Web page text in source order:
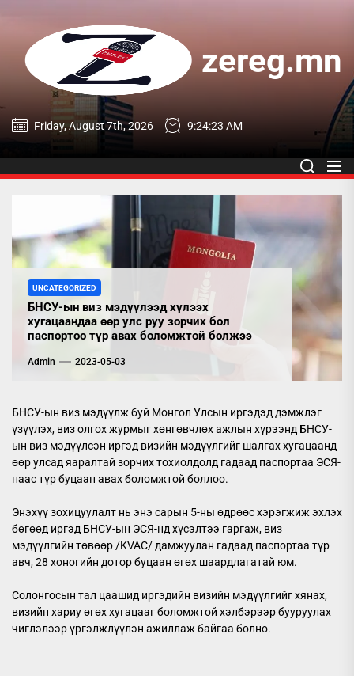
content
zereg.mn
zereg.mn
Friday, August 7th, 2026 9:24:24 AM
UNCATEGORIZED
БНСУ-ын виз мэдүүлээд хүлээх
хугацаандаа өөр улс руу зорчих бол
паспортоо түр авах боломжтой болжээ
Admin 2023-05-03
БНСУ-ын виз мэдүүлж буй Монгол Улсын иргэдэд дэмжлэг
үзүүлэх, виз олгох журмыг хөнгөвчлөх ажлын хүрээнд БНСУ-
ын виз мэдүүлсэн иргэд визийн мэдүүлгийг шалгах хугацаанд
өөр улсад яаралтай зорчих тохиолдолд гадаад паспортаа ЭСЯ-
наас түр буцаан авах боломжтой боллоо.
Энэхүү зохицуулалт нь энэ сарын 5-ны өдрөөс хэрэгжиж эхлэх
бөгөөд иргэд БНСУ-ын ЭСЯ-нд хүсэлтээ гаргаж, виз
мэдүүлгийн төвөөр /KVAC/ дамжуулан гадаад паспортаа түр
авч, 28 хоногийн дотор буцаан өгөх шаардлагатай юм.
Солонгосын тал цаашид иргэдийн визийн мэдүүлгийг хянах,
визийн хариу өгөх хугацааг боломжтой хэлбэрээр бууруулах
чиглэлээр үргэлжлүүлэн ажиллаж байгаа болно.